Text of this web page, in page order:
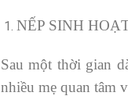
NẾP SINH
Sau một thời gian
nhiều mẹ quan tâm